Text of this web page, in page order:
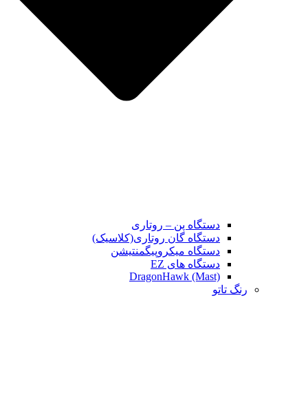
دستگاه پن – روتاری
دستگاه گان روتاری(کلاسیک)
دستگاه میکروپیگمنتیشن
دستگاه های EZ
DragonHawk (Mast)
رنگ تاتو